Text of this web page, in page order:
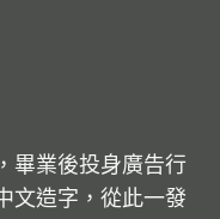
畢業後投身廣告行
文造字，從此一發